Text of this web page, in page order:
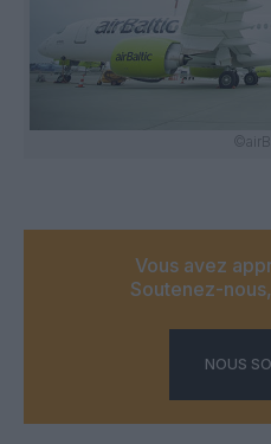
Vous avez
Soutenez-
NOUS